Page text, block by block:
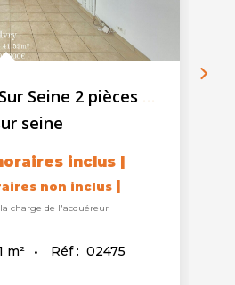
seine
inclus |
non inclus |
la charge de l'acquéreur
m² Réf : 02475